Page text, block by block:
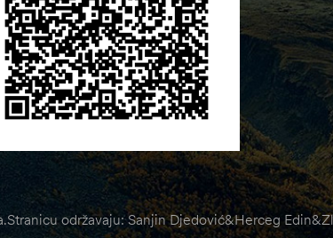
održavaju: Sanjin Djedović&Herceg